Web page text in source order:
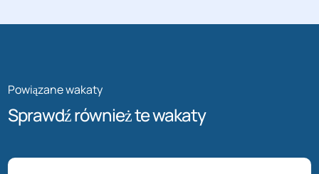
Powiązane wakaty
Sprawdź również te wakaty